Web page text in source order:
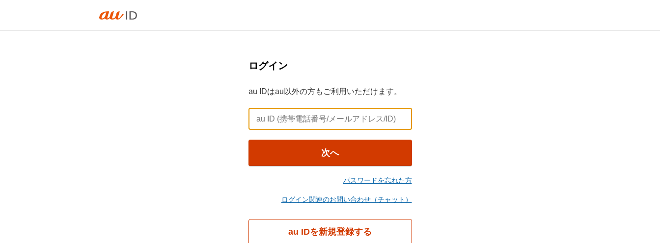
ログイン
au IDはau以外の方もご利用いただけます。
次へ
パスワードを忘れた方
ログイン関連のお問い合わせ（チャット）
au IDを新規登録する